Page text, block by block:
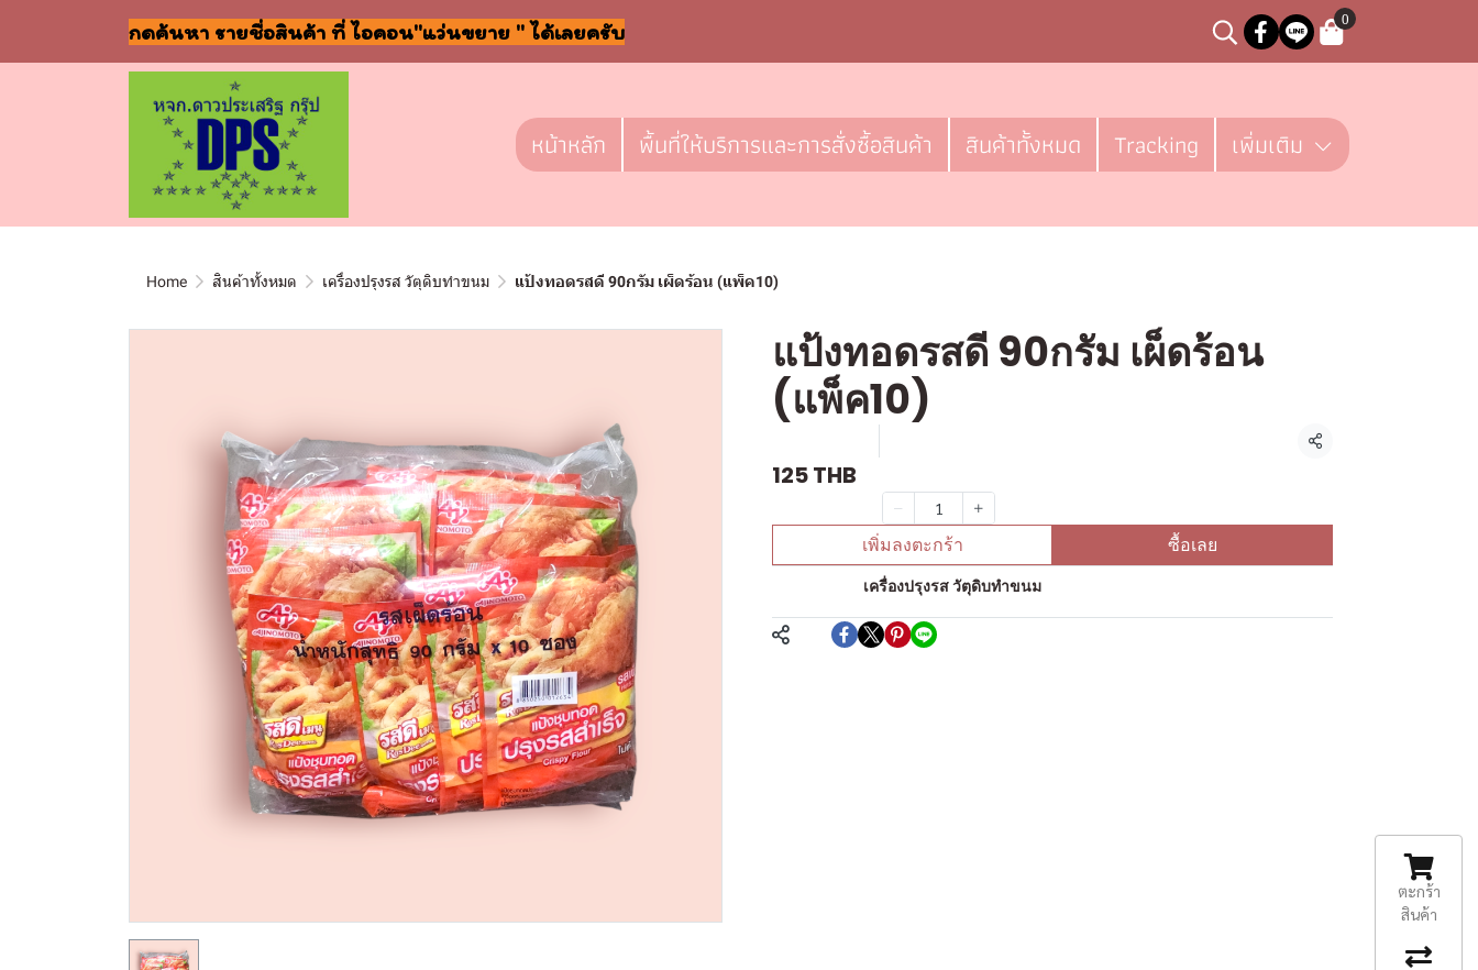
กดค้นหา รายชื่อสินค้า ที่ ไอคอน"แว่นขยาย " ได้เลยครับ
0
หน้าหลัก พื้นที่ให้บริการและการสั่งซื้อสินค้า สินค้าทั้งหมด Tracking เพิ่มเติม
Home สินค้าทั้งหมด เครื่องปรุงรส วัตุดิบทำขนม แป้งทอดรสดี 90กรัม เผ็ดร้อน (แพ็ค10)
แป้งทอดรสดี 90กรัม เผ็ดร้อน
(แพ็ค10)
แชร์
125 THB
เพิ่มลงตะกร้า ซื้อเลย
เครื่องปรุงรส วัตุดิบทำขนม
ตะกร้า
สินค้า